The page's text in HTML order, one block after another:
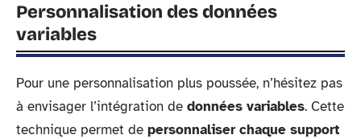
Personnalisation des données
variables
Pour une personnalisation plus poussée, n’hésitez pas
à envisager l’intégration de données variables. Cette
technique permet de personnaliser chaque support